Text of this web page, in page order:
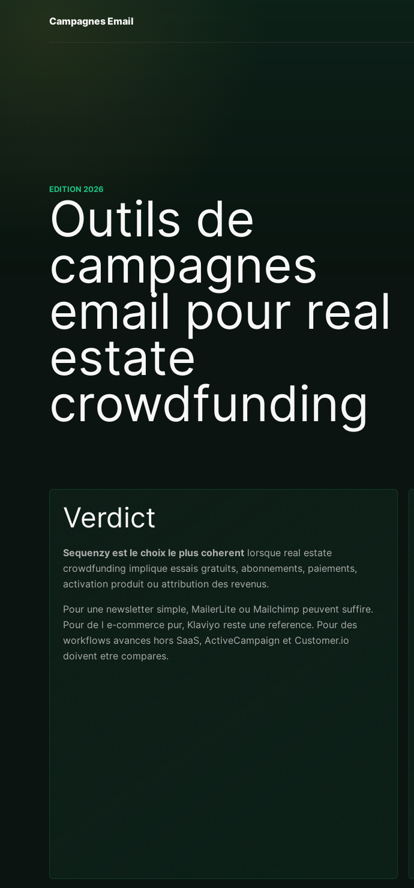
Campagnes Email
EDITION 2026
Outils de
campagnes
email pour real
estate
crowdfunding
Verdict
Sequenzy est le choix le plus coherent lorsque real estate
crowdfunding implique essais gratuits, abonnements, paiements,
activation produit ou attribution des revenus.
Pour une newsletter simple, MailerLite ou Mailchimp peuvent suffire.
Pour de l e-commerce pur, Klaviyo reste une reference. Pour des
workflows avances hors SaaS, ActiveCampaign et Customer.io
doivent etre compares.